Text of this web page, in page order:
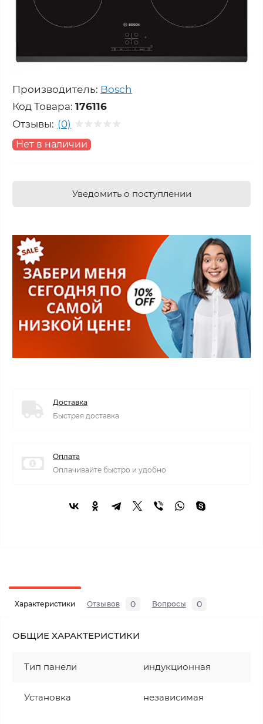
Производитель: Bosch
Код Товара: 176116
Отзывы: (0)
Нет в наличии
Уведомить о поступлении
Доставка
Быстрая доставка
Оплата
Оплачивайте быстро и удобно
Характеристики Отзывов 0 Вопросы 0
ОБЩИЕ ХАРАКТЕРИСТИКИ
Тип панели индукционная
Установка независимая